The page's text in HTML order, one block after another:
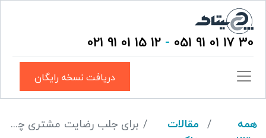
30 17 01 91 051
-
12 15 01 91 021
دریافت نسخه رایگان
همه
مقالات
برای جلب رضایت مشتری چه کار کنیم؟